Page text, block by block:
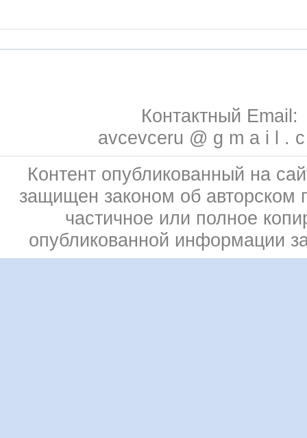
Контактный Email:
avcevceru @ g m a i l .
Контент опубликованный на
защищен законом об авторском
частичное или полное
опубликованной информации